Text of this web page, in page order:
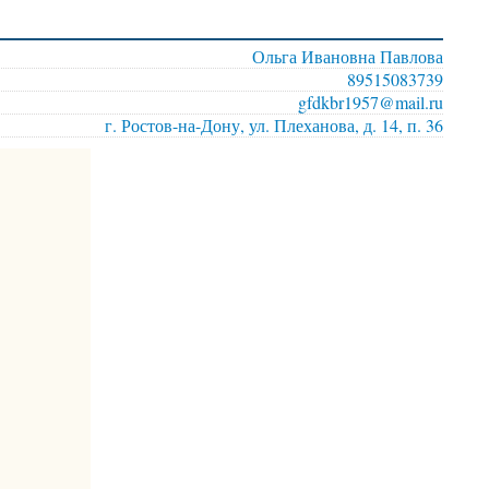
Ольга Ивановна Павлова
89515083739
gfdkbr1957@mail.ru
г. Ростов-на-Дону, ул. Плеханова, д. 14, п. 36